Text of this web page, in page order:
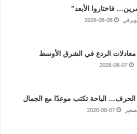
فاختاروا الأبعد”
2026-08-08
معادلات الردع في الشرق الأوسط
2026-08-07
الحرف… الباحة تكتب موعدًا مع الجمال
2026-08-07